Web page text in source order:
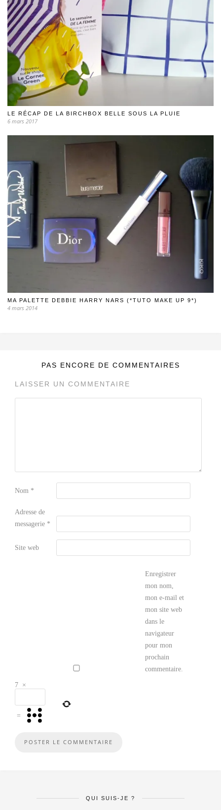
LE RÉCAP DE LA BIRCHBOX BELLE SOUS LA PLUIE
6 mars 2017
MA PALETTE DEBBIE HARRY NARS (*TUTO MAKE UP 9*)
4 mars 2014
PAS ENCORE DE COMMENTAIRES
LAISSER UN COMMENTAIRE
Nom *
Adresse de
messagerie *
Site web
Enregistrer
mon nom,
mon e-mail et
mon site web
dans le
navigateur
pour mon
prochain
commentaire.
7 ×
=
QUI SUIS-JE ?